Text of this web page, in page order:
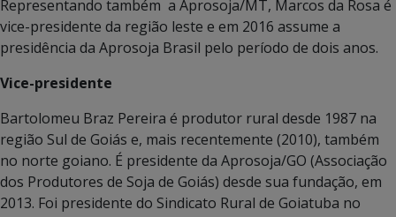
Representando também a Aprosoja/MT, Marcos da Rosa é
vice-presidente da região leste e em 2016 assume a
presidência da Aprosoja Brasil pelo período de dois anos.
Vice-presidente
Bartolomeu Braz Pereira é produtor rural desde 1987 na
região Sul de Goiás e, mais recentemente (2010), também
no norte goiano. É presidente da Aprosoja/GO (Associação
dos Produtores de Soja de Goiás) desde sua fundação, em
2013. Foi presidente do Sindicato Rural de Goiatuba no